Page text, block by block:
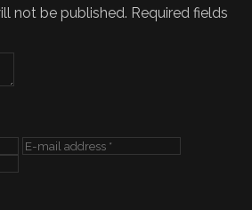
not be published. Required fields